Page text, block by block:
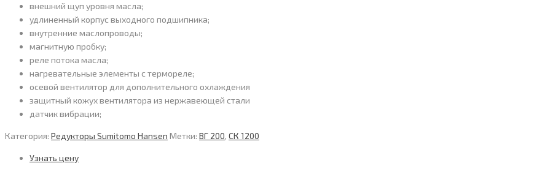
внешний щуп уровня масла;
удлиненный корпус выходного подшипника;
внутренние маслопроводы;
магнитную пробку;
реле потока масла;
нагревательные элементы с термореле;
осевой вентилятор для дополнительного охлаждения
защитный кожух вентилятора из нержавеющей стали
датчик вибрации;
Категория: Редукторы Sumitomo Hansen Метки: ВГ 200, СК 1200
Узнать цену